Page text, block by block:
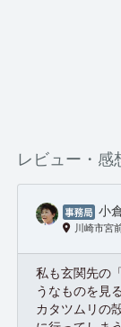
レビュー・感
小
川崎市宮
私も玄関先の
うなものを見
カタツムリの